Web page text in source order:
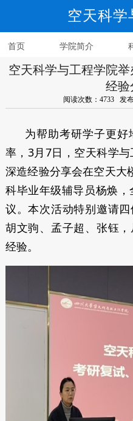
空天科学
首页 学院简介
人才培养
空天科学与工程学院
经验
阅读次数：4733 发